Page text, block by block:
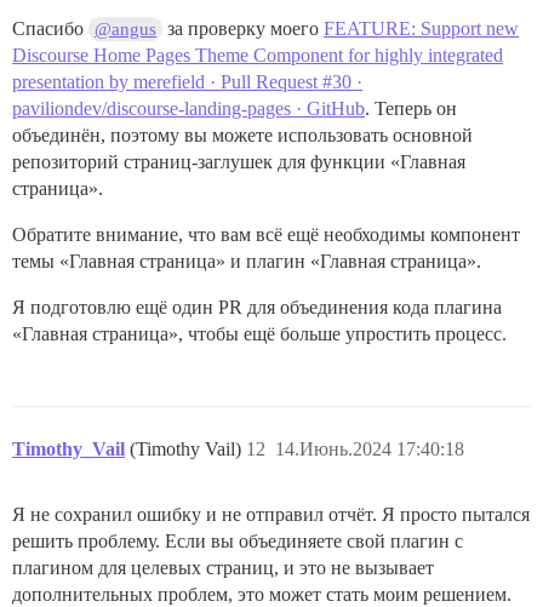
Спасибо @angus за проверку моегоFEATURE: Support new
Discourse Home Pages Theme Component for highly integrated
presentation by merefield · Pull Request #30 ·
paviliondev/discourse-landing-pages · GitHub. Теперь он
объединён, поэтому вы можете использовать основной
репозиторий страниц-заглушек для функции «Главная
страница».
Обратите внимание, что вам всё ещё необходимы компонент
темы «Главная страница» и плагин «Главная страница».
Я подготовлю ещё один PR для объединения кода плагина
«Главная страница», чтобы ещё больше упростить процесс.
Timothy_Vail (Timothy Vail) 14.Июнь.2024 17:40:18
12
Я не сохранил ошибку и не отправил отчёт. Я просто пытался
решить проблему. Если вы объединяете свой плагин с
плагином для целевых страниц, и это не вызывает
дополнительных проблем, это может стать моим решением.